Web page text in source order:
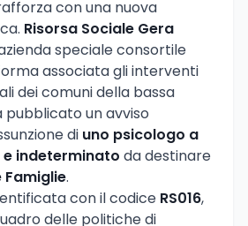
con una nuova
Risorsa Sociale Gera
speciale consortile
associata gli interventi
dei comuni della bassa
pubblicato un avviso
di uno psicologo a
indeterminato da destinare
Famiglie.
con il codice RS016,
delle politiche di